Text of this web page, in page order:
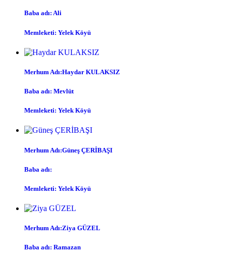
Baba adı: Ali
Memleketi: Yelek Köyü
Merhum Adı:Haydar KULAKSIZ
Baba adı: Mevlüt
Memleketi: Yelek Köyü
Merhum Adı:Güneş ÇERİBAŞI
Baba adı:
Memleketi: Yelek Köyü
Merhum Adı:Ziya GÜZEL
Baba adı: Ramazan